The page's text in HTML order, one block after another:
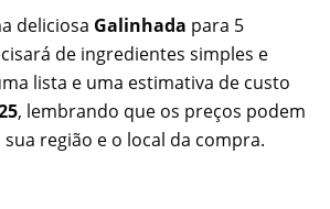
deliciosa Galinhada para 5
de ingredientes simples e
lista e uma estimativa de custo
, lembrando que os preços podem
região e o local da compra.